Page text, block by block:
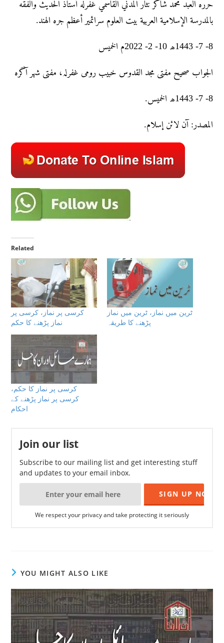
حرره العبد محمد شاکر نثار المدني القاسمي غفرله أستاذ الحديث والفقه
بالمدرسة الإسلامية العربية بيت العلوم سرائمير أعظم جره الهند.
8- 7- 1443ھ 10- 2- 2022م الخميس
الجواب صحیح مفتی مجد القدوس خبیب رومی غفرلہ، مفتی شہر آگرہ
8- 7- 1443ھ الخميس.
المصدر: آن لائن إسلام.
Related
کرسی پر نماز، کرسی پر
نماز پڑھنے کا حکم
ٹرین میں نماز، ٹرین میں نماز
پڑھنے کا طریقہ
کرسی پر نماز کا حکم،
کرسی پر نماز پڑھنے کے
احکام
Join our list
Subscribe to our mailing list and get interesting stuff
and updates to your email inbox.
We respect your privacy and take protecting it seriously
YOU MIGHT ALSO LIKE